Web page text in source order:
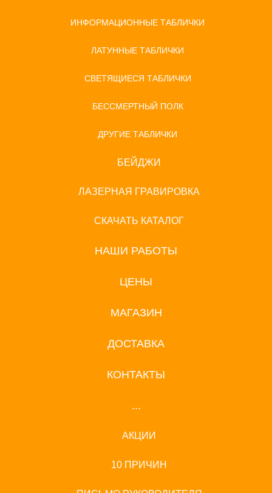
ИНФОРМАЦИОННЫЕ ТАБЛИЧКИ
ЛАТУННЫЕ ТАБЛИЧКИ
СВЕТЯЩИЕСЯ ТАБЛИЧКИ
БЕССМЕРТНЫЙ ПОЛК
ДРУГИЕ ТАБЛИЧКИ
БЕЙДЖИ
ЛАЗЕРНАЯ ГРАВИРОВКА
СКАЧАТЬ КАТАЛОГ
НАШИ РАБОТЫ
ЦЕНЫ
МАГАЗИН
ДОСТАВКА
КОНТАКТЫ
...
АКЦИИ
10 ПРИЧИН